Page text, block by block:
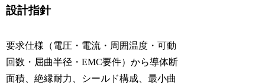
設計指針
要求仕様（電圧・電流・周囲温度・可動
回数・屈曲半径・EMC要件）から導体断
面積、絶縁耐力、シールド構成、最小曲